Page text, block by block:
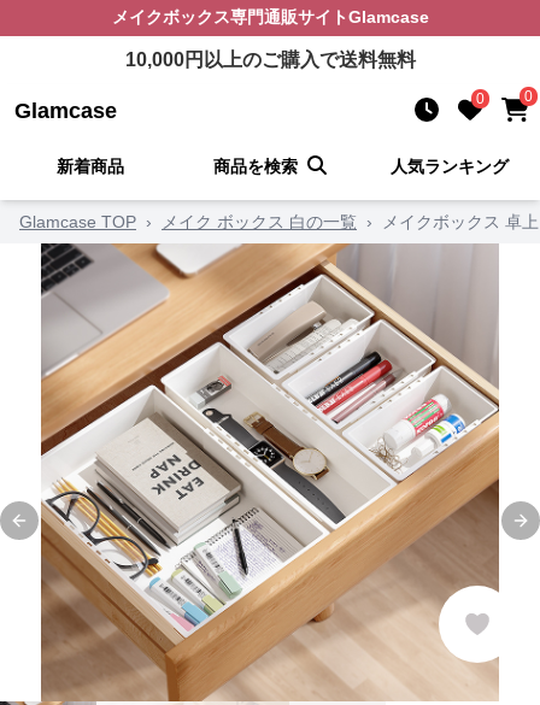
メイクボックス専門通販サイトGlamcase
10,000円以上のご購入で送料無料
Glamcase 0 0
新着商品 商品を検索 人気ランキング
Glamcase TOP › メイク ボックス 白の一覧 › メイクボックス 卓
Previous slide